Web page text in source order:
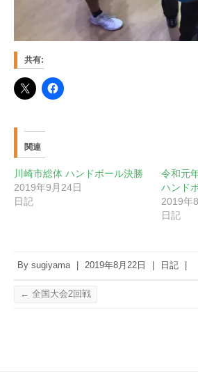
共有:
関連
川崎市総体 ハンドボール決勝
2019年9月24日
日記
令和元
ハンド
2019年
日記
By sugiyama 2019年8月22日 日記
← 全国大会2回戦